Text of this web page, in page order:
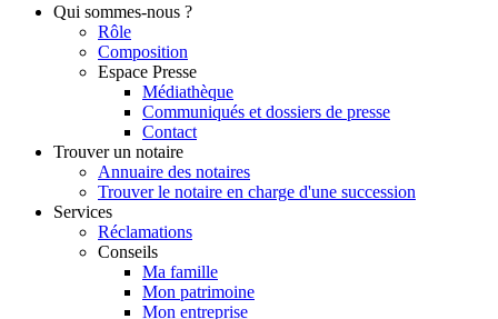
Qui sommes-nous ?
Rôle
Composition
Espace Presse
Médiathèque
Communiqués et dossiers de presse
Contact
Trouver un notaire
Annuaire des notaires
Trouver le notaire en charge d'une succession
Services
Réclamations
Conseils
Ma famille
Mon patrimoine
Mon entreprise